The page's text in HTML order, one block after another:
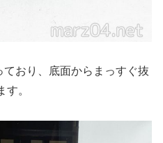
おり、底面からまっすぐ抜
。